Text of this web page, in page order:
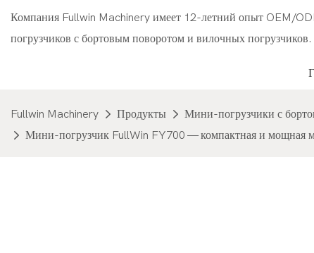
Компания Fullwin Machinery имеет 12-летний опыт OEM/
погрузчиков с бортовым поворотом и вилочных погрузчиков.
Fullwin Machinery Продукты Мини-погрузчики с
Мини-погрузчик FullWin FY700 — компактная и мощная